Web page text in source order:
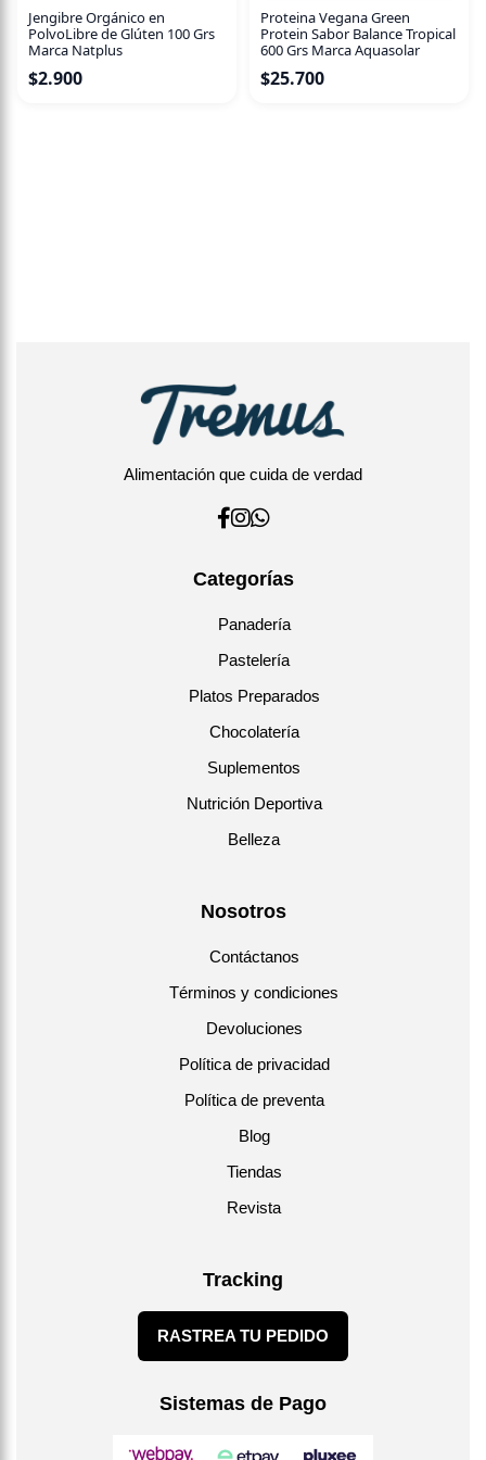
Jengibre Orgánico en
PolvoLibre de Glúten 100 Grs
Marca Natplus
$2.900
Proteina Vegana Green
Protein Sabor Balance Tropical
600 Grs Marca Aquasolar
$25.700
Alimentación que cuida de verdad
Categorías
Panadería
Pastelería
Platos Preparados
Chocolatería
Suplementos
Nutrición Deportiva
Belleza
Nosotros
Contáctanos
Términos y condiciones
Devoluciones
Política de privacidad
Política de preventa
Blog
Tiendas
Revista
Tracking
RASTREA TU PEDIDO
Sistemas de Pago